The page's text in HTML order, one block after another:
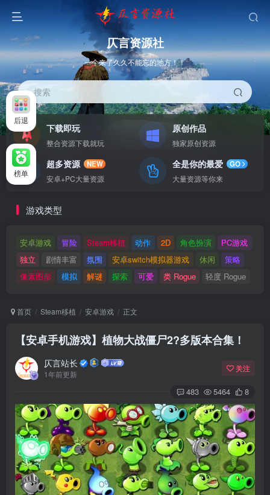
仄言资源社
一个来了久久不能忘的地方！！
搜索
下载即玩
整合资源下载就玩
原创作品
独家原创资源
超多资源
NEW
安卓+PC大量资源
全是你的最爱
GO
大量资源等你来
游戏类型
安卓游戏 冒险 Steam移植 动作 2D 角色扮演
PC游戏
独立
剧情丰富 氛围 安卓switch模拟器游戏 休闲
策略
像素图形
模拟 解谜 探索 可爱 类 Rogue 轻度 Rogue
首页 Steam移植 安卓游戏 正文
【安卓手机游戏】植物大战僵尸2?多版本合集！
仄言站长
1年前更新
关注
483 5464 8
后退
榜单